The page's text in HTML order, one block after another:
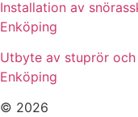
Installation av
Enköping
Utbyte av stuprör
Enköping
© 2026